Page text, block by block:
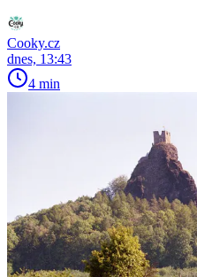
Cooky.cz
dnes, 13:43
4 min